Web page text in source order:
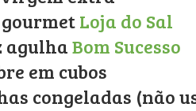
gourmetLoja do Sal
agulhaBom Sucesso
em cubos
congeladas (não